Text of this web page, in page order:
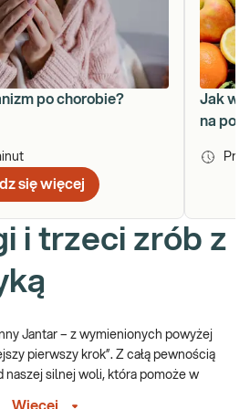
po chorobie?
się więcej
Jak
na
i trzeci zrób z
Jantar – z wymienionych powyżej
pierwszy krok”. Z całą pewnością
naszej silnej woli, która pomoże w